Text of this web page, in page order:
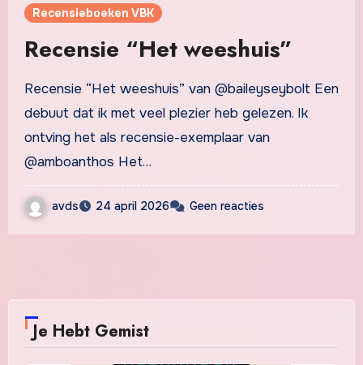
Recensieboeken VBK
Recensie “Het weeshuis”
Recensie “Het weeshuis” van @baileyseybolt Een
debuut dat ik met veel plezier heb gelezen. Ik
ontving het als recensie-exemplaar van
@amboanthos Het…
avds 24 april 2026 Geen reacties
Je Hebt Gemist